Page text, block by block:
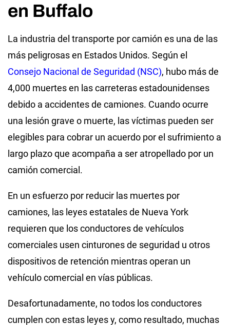
en Buffalo
La industria del transporte por camión es una de las
más peligrosas en Estados Unidos. Según el
Consejo Nacional de Seguridad (NSC), hubo más de
4,000 muertes en las carreteras estadounidenses
debido a accidentes de camiones. Cuando ocurre
una lesión grave o muerte, las víctimas pueden ser
elegibles para cobrar un acuerdo por el sufrimiento a
largo plazo que acompaña a ser atropellado por un
camión comercial.
En un esfuerzo por reducir las muertes por
camiones, las leyes estatales de Nueva York
requieren que los conductores de vehículos
comerciales usen cinturones de seguridad u otros
dispositivos de retención mientras operan un
vehículo comercial en vías públicas.
Desafortunadamente, no todos los conductores
cumplen con estas leyes y, como resultado, muchas